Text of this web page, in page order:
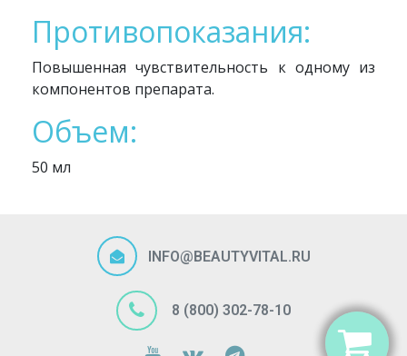
Противопоказания:
Повышенная чувствительность к одному из
компонентов препарата.
Объем:
50 мл
INFO@BEAUTYVITAL.RU
8 (800) 302-78-10